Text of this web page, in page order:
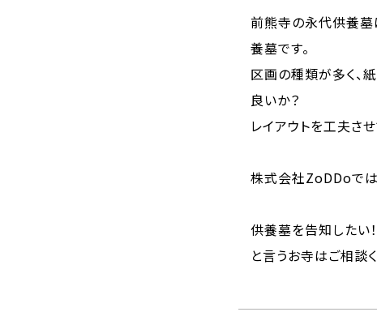
前熊寺の永代供養墓
養墓です。
区画の種類が多く、
良いか？
レイアウトを工夫さ
株式会社ZoDDoでは
供養墓を告知したい
と言うお寺はご相談